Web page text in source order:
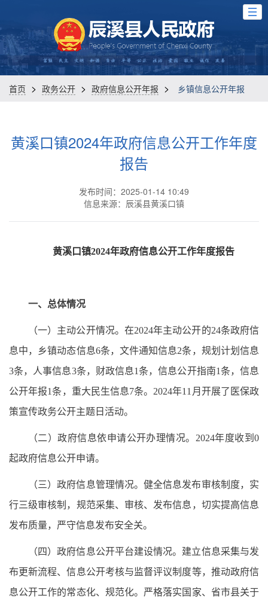
首页 > 政务公开 > 政府信息公开年报 > 乡镇信息公开年报
黄溪口镇2024年政府信息公开工作年度
报告
发布时间：2025-01-14 10:49
信息来源：辰溪县黄溪口镇
黄溪口镇2024年政府信息公开工作年度报告
一、总体情况
（一） 主动公开情况。 在2024年主动公开的24条政府信
息中，
乡镇动态信息6条， 文件通知信息2条， 规划计划信息
3条，
人事信息3条， 财政信息1条，信息公开指南1条，信息
公开年报1条 ，重大民生信息7条。2024年11月开展了医保政
策宣传政务公开主题日活动。
（二）政府信息依申请公开办理情况。 2024年度收到0
起政府信息公开申请。
（三）政府信息管理情况。健全信息发布审核制度，实
行三级审核制，规范采集、审核、发布信息，切实提高信息
发布质量，严守信息发布安全关。
（四）政府信息公开平台建设情况。 建立信息采集与发
布更新流程、信息公开考核与监督评议制度等，推动政府信
息公开工作的常态化、规范化。严格落实国家、省市县关于